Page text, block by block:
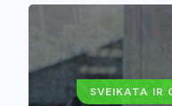
SVEIKATA IR